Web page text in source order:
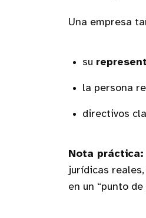
Una empresa
su
la persona
directivos
Nota práctica:
jurídicas
en un “punto